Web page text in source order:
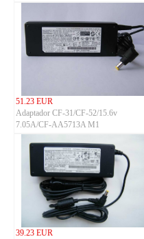
51.23 EUR
Adaptador CF-31/CF-52/15.6v
7.05A/CF-AA5713A M1
39.23 EUR